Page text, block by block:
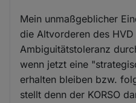
Mein unmaßgeblicher
die Altvorderen des
Ambiguitätstoleranz
wenn jetzt eine
erhalten bleiben bzw.
stellt denn der KORSO